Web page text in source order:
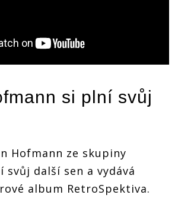
si plní svůj
Hofmann ze skupiny
svůj další sen a vydává
album RetroSpektiva.